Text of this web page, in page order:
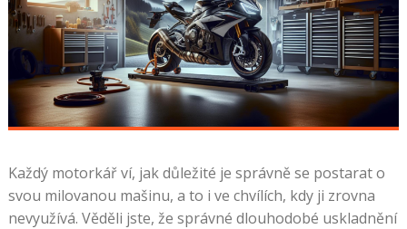
Každý motorkář ví, jak důležité je správně se postarat o
svou milovanou mašinu, a to i ve chvílích, kdy ji zrovna
nevyužívá. Věděli jste, že správné dlouhodobé uskladnění